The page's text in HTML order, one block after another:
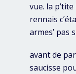
vue. la
rennais
armes’ pas
avant de
saucisse